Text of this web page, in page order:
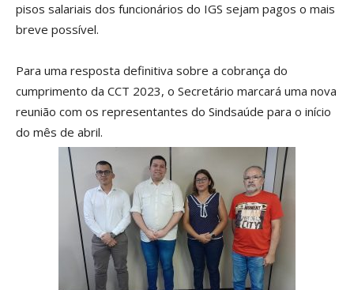
pisos salariais dos funcionários do IGS sejam pagos o mais
breve possível.
Para uma resposta definitiva sobre a cobrança do
cumprimento da CCT 2023, o Secretário marcará uma nova
reunião com os representantes do Sindsaúde para o início
do mês de abril.